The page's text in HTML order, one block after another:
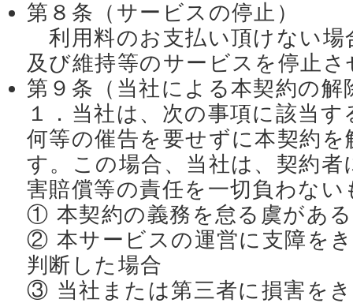
第８条（サービスの停止）
利用料のお支払い頂けない場
及び維持等のサービスを停止
第９条（当社による本契約の解
１．当社は、次の事項に該当
何等の催告を要せずに本契約
す。この場合、当社は、契約
害賠償等の責任を一切負わな
① 本契約の義務を怠る虞があ
② 本サービスの運営に支障を
判断した場合
③ 当社または第三者に損害を